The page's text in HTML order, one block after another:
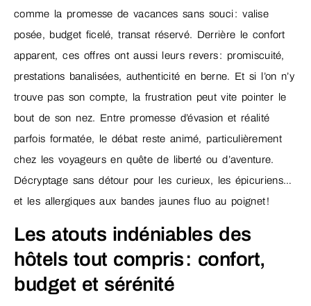
comme la promesse de vacances sans souci : valise
posée, budget ficelé, transat réservé. Derrière le confort
apparent, ces offres ont aussi leurs revers : promiscuité,
prestations banalisées, authenticité en berne. Et si l’on n’y
trouve pas son compte, la frustration peut vite pointer le
bout de son nez. Entre promesse d’évasion et réalité
parfois formatée, le débat reste animé, particulièrement
chez les voyageurs en quête de liberté ou d’aventure.
Décryptage sans détour pour les curieux, les épicuriens…
et les allergiques aux bandes jaunes fluo au poignet !
Les atouts indéniables des
hôtels tout compris : confort,
budget et sérénité